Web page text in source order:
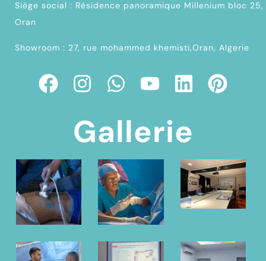
Siège social : Résidence panoramique Millenium bloc 25,
Oran
Showroom : 27, rue mohammed khemisti,Oran, Algerie
Gallerie